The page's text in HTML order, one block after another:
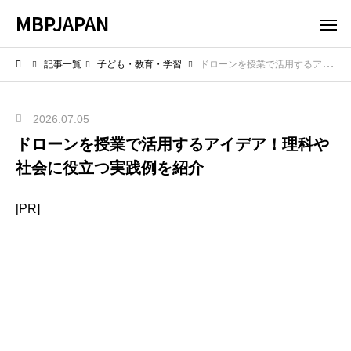
MBPJAPAN
記事一覧 子ども・教育・学習 ドローンを授業で活用するアイデア！理科や社会に役立つ実践例を紹介
2026.07.05
ドローンを授業で活用するアイデア！理科や
社会に役立つ実践例を紹介
[PR]